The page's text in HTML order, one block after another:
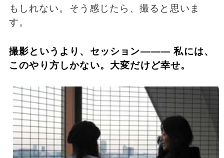
もしれない。そう感じたら、撮ると思いま
す。
撮影というより、セッション――― 私には、
このやり方しかない。大変だけど幸せ。